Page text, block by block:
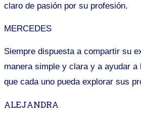
claro de pasión por su profesión.
MERCEDES
Siempre dispuesta a compartir su
manera simple y clara y a ayudar
que cada uno pueda explorar sus
ALEJANDRA